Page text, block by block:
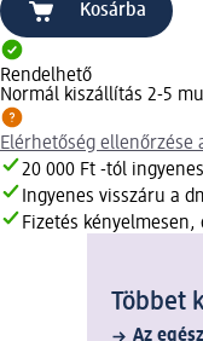
Kosárba
Rendelhető
Normál kiszállítás 2-5
Elérhetőség ellenőrzése
20 000 Ft -tól
Ingyenes visszáru a
Fizetés
Többet
Az